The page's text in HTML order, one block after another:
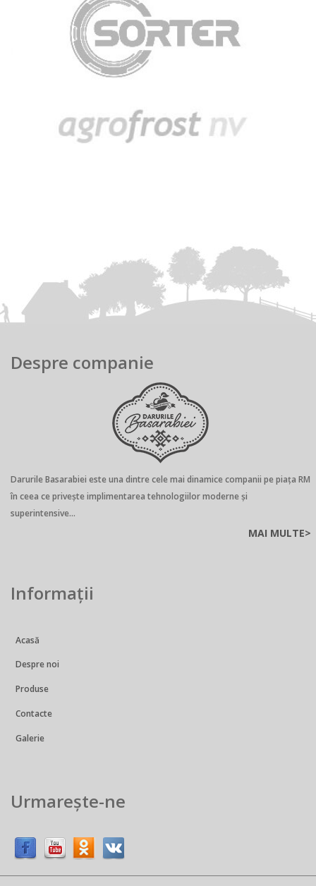
Despre companie
Darurile Basarabiei este una dintre cele mai dinamice companii pe piaţa RM
în ceea ce privește implimentarea tehnologiilor moderne și
superintensive...
MAI MULTE>
Informații
Acasă
Despre noi
Produse
Contacte
Galerie
Urmarește-ne